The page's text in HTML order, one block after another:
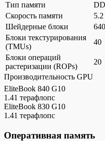
Тип памяти
Скорость памяти
Шейдерные блоки
640
Блоки текстурирования
(TMUs)
40
Блоки операций
растеризации (ROPs)
20
Производительность GPU
EliteBook 840 G10
1.41 терафлопс
EliteBook 830 G10
1.41 терафлопс
Оперативная память